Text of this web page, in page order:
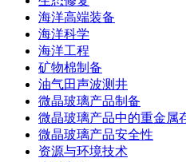
海洋高端装备
海洋科学
海洋工程
矿物棉制备
油气田声波测井
微晶玻璃产品制备
微晶玻璃产品中的重金属
微晶玻璃产品安全性
资源与环境技术